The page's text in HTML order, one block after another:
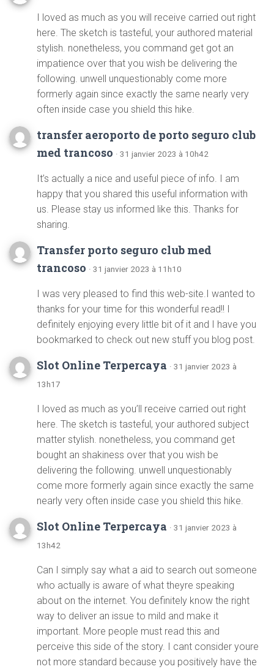
I loved as much as you will receive carried out right
here. The sketch is tasteful, your authored material
stylish. nonetheless, you command get got an
impatience over that you wish be delivering the
following. unwell unquestionably come more
formerly again since exactly the same nearly very
often inside case you shield this hike.
transfer aeroporto de porto seguro club
med trancoso · 31 janvier 2023 à 10h42
It’s actually a nice and useful piece of info. I am
happy that you shared this useful information with
us. Please stay us informed like this. Thanks for
sharing.
Transfer porto seguro club med
trancoso · 31 janvier 2023 à 11h10
I was very pleased to find this web-site.I wanted to
thanks for your time for this wonderful read!! I
definitely enjoying every little bit of it and I have you
bookmarked to check out new stuff you blog post.
Slot Online Terpercaya · 31 janvier 2023 à
13h17
I loved as much as you’ll receive carried out right
here. The sketch is tasteful, your authored subject
matter stylish. nonetheless, you command get
bought an shakiness over that you wish be
delivering the following. unwell unquestionably
come more formerly again since exactly the same
nearly very often inside case you shield this hike.
Slot Online Terpercaya · 31 janvier 2023 à
13h42
Can I simply say what a aid to search out someone
who actually is aware of what theyre speaking
about on the internet. You definitely know the right
way to deliver an issue to mild and make it
important. More people must read this and
perceive this side of the story. I cant consider youre
not more standard because you positively have the